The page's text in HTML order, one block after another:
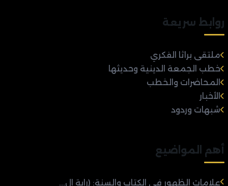
روابط سريعة
ملتقى براثا الفكري
خطب الجمعة الدينية وحديثها
المحاضرات والخطب
الأخبار
شبهات وردود
أهم المواضيع
علامات الظهور في الكتاب والسنة: (راية ال...